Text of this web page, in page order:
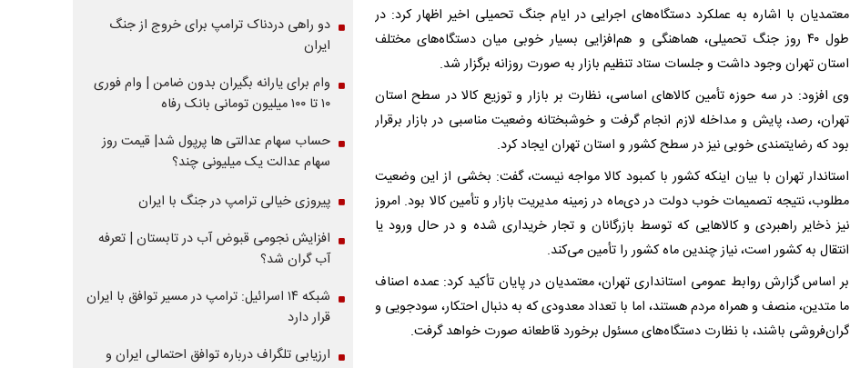
معتمدیان با اشاره به عملکرد دستگاه‌های اجرایی در ایام جنگ تحمیلی اخیر اظهار کرد: در
طول ۴۰ روز جنگ تحمیلی، هماهنگی و هم‌افزایی بسیار خوبی میان دستگاه‌های مختلف
استان تهران وجود داشت و جلسات ستاد تنظیم بازار به‌ صورت روزانه برگزار شد.
وی افزود: در سه حوزه تأمین کالاهای اساسی، نظارت بر بازار و توزیع کالا در سطح استان
تهران، رصد، پایش و مداخله لازم انجام گرفت و خوشبختانه وضعیت مناسبی در بازار برقرار
بود که رضایتمندی خوبی نیز در سطح کشور و استان تهران ایجاد کرد.
استاندار تهران با بیان اینکه کشور با کمبود کالا مواجه نیست، گفت: بخشی از این وضعیت
مطلوب، نتیجه تصمیمات خوب دولت در دی‌ماه در زمینه مدیریت بازار و تأمین کالا بود. امروز
نیز ذخایر راهبردی و کالاهایی که توسط بازرگانان و تجار خریداری شده و در حال ورود یا
انتقال به کشور است، نیاز چندین ماه کشور را تأمین می‌کند.
بر اساس گزارش روابط عمومی استانداری تهران، معتمدیان در پایان تأکید کرد: عمده اصناف
ما متدین، منصف و همراه مردم هستند، اما با تعداد معدودی که به دنبال احتکار، سودجویی و
گران‌فروشی باشند، با نظارت دستگاه‌های مسئول برخورد قاطعانه صورت خواهد گرفت.
دو راهی دردناک ترامپ برای خروج از جنگ
ایران
وام برای یارانه بگیران بدون ضامن | وام فوری
۱۰ تا ۱۰۰ میلیون تومانی بانک رفاه
حساب سهام عدالتی ها پرپول شد| قیمت روز
سهام عدالت یک میلیونی چند؟
پیروزی خیالی ترامپ در جنگ با ایران
افزایش نجومی قبوض آب در تابستان | تعرفه
آب گران شد؟
شبکه ۱۴ اسرائیل: ترامپ در مسیر توافق با ایران
قرار دارد
ارزیابی تلگراف درباره توافق احتمالی ایران و